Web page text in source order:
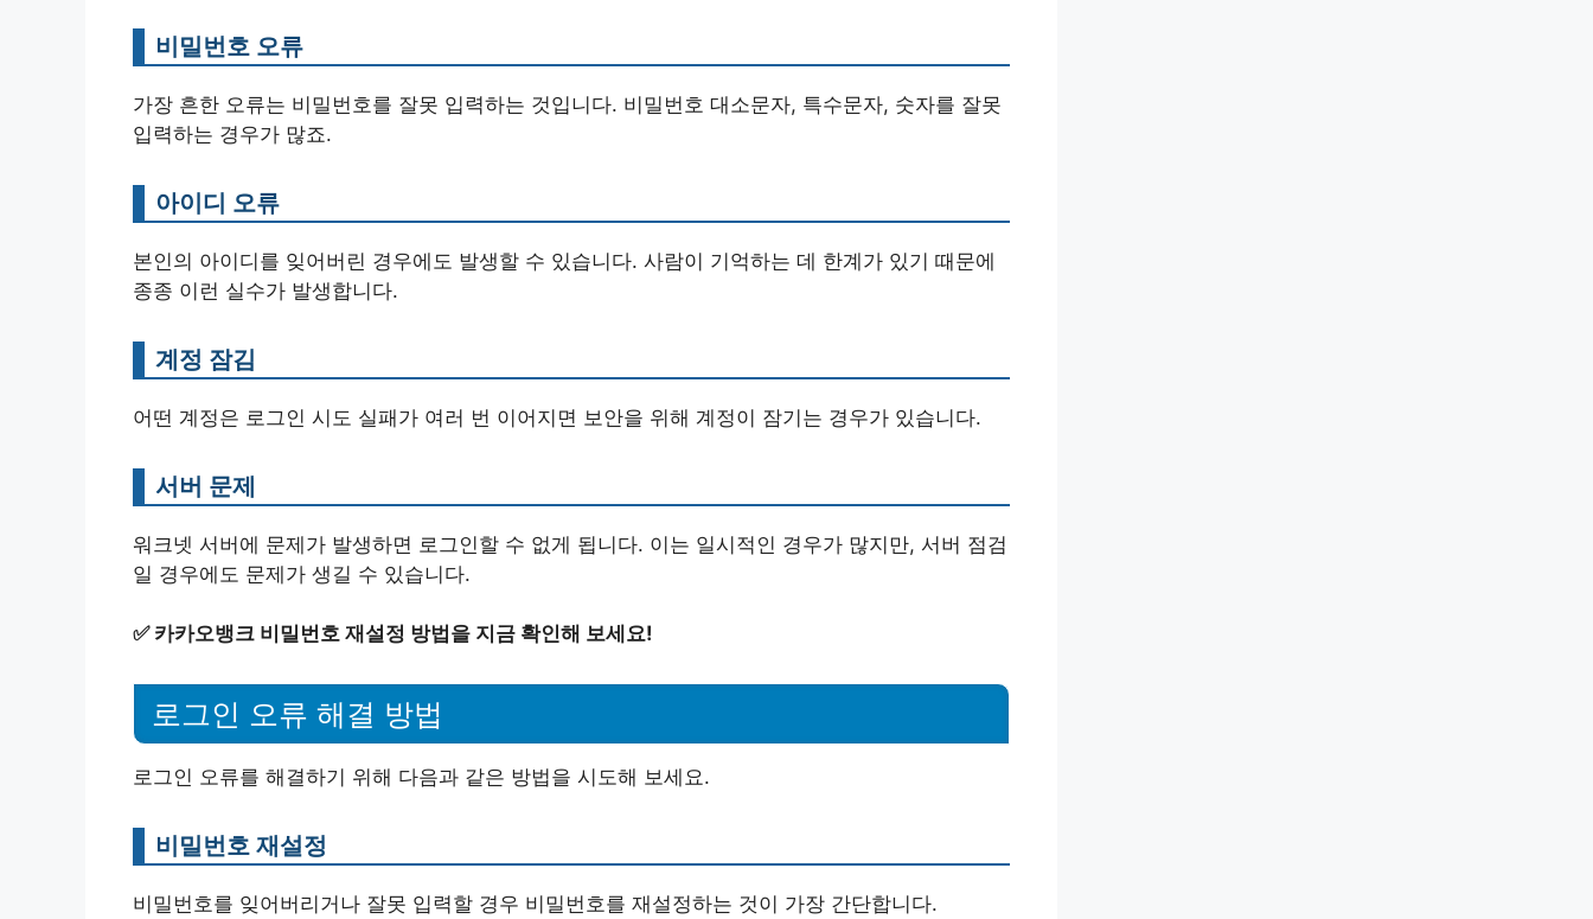
비밀번호 오류
가장 흔한 오류는 비밀번호를 잘못 입력하는 것입니다. 비밀번호 대소문자, 특수문자, 숫자를 잘못
입력하는 경우가 많죠.
아이디 오류
본인의 아이디를 잊어버린 경우에도 발생할 수 있습니다. 사람이 기억하는 데 한계가 있기 때문에
종종 이런 실수가 발생합니다.
계정 잠김
어떤 계정은 로그인 시도 실패가 여러 번 이어지면 보안을 위해 계정이 잠기는 경우가 있습니다.
서버 문제
워크넷 서버에 문제가 발생하면 로그인할 수 없게 됩니다. 이는 일시적인 경우가 많지만, 서버 점검
일 경우에도 문제가 생길 수 있습니다.
✅ 카카오뱅크 비밀번호 재설정 방법을 지금 확인해 보세요!
로그인 오류 해결 방법
로그인 오류를 해결하기 위해 다음과 같은 방법을 시도해 보세요.
비밀번호 재설정
비밀번호를 잊어버리거나 잘못 입력할 경우 비밀번호를 재설정하는 것이 가장 간단합니다.